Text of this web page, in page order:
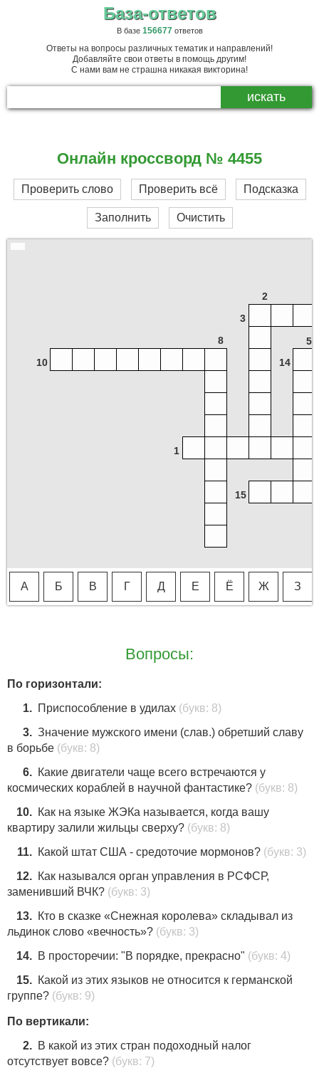
База-ответов
В базе 156677ответов
Ответы на вопросы различных тематик и направлений!
Добавляйте свои ответы в помощь другим!
С нами вам не страшна никакая викторина!
Онлайн кроссворд № 4455
Проверить слово Проверить всё Подсказка
Заполнить Очистить
А Б В Г Д Е Ё Ж З
2
3
8
5
10
14
1
15
Вопросы:
По горизонтали:
1. Приспособление в удилах (букв: 8)
3. Значение мужского имени (cлaв.) обретший славу
в борьбе (букв: 8)
6. Какие двигатели чаще всего встречаются у
космических кораблей в научной фантастике? (букв: 8)
10. Как на языке ЖЭКа называется, когда вашу
квартиру залили жильцы сверху? (букв: 8)
11. Какой штат США - средоточие мормонов? (букв: 3)
12. Как назывался орган управления в РСФСР,
заменивший ВЧК? (букв: 3)
13. Кто в сказке «Снежная королева» складывал из
льдинок слово «вечность»? (букв: 3)
14. В просторечии: "В порядке, прекрасно" (букв: 4)
15. Какой из этих языков не относится к германской
группе? (букв: 9)
По вертикали:
2. В какой из этих стран подоходный налог
отсутствует вовсе? (букв: 7)